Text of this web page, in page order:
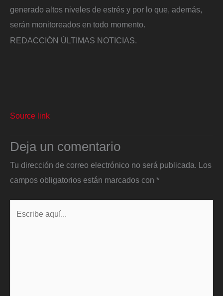
generado altos niveles de estrés y por lo que, además,
serán monitoreados en todo momento.
REDACCIÓN ÚLTIMAS NOTICIAS.
Source link
Deja un comentario
Tu dirección de correo electrónico no será publicada. Los
campos obligatorios están marcados con *